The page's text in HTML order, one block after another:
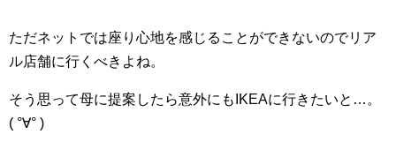
ただネットでは座り心地を感じることができないのでリア
ル店舗に行くべきよね。
そう思って母に提案したら意外にもIKEAに行きたいと…。
( °∀° )